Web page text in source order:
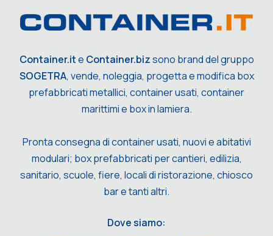
Container.ite Container.bizsono brand del gruppo
SOGETRA, vende, noleggia, progetta e modifica box
prefabbricati metallici, container usati, container
marittimi e box in lamiera.
Pronta consegna di container usati, nuovi e abitativi
modulari; box prefabbricati per cantieri, edilizia,
sanitario, scuole, fiere, locali di ristorazione, chiosco
bar e tanti altri.
Dove siamo: